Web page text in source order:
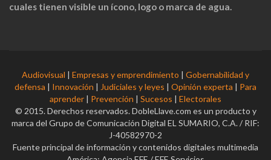
cuales tienen visible un ícono, logo o marca de agua.
Audiovisual | Empresas y emprendimiento | Gobernabilidad y
defensa | Innovación | Judiciales y leyes | Opinión experta | Para
aprender | Prevención | Sucesos | Electorales
© 2015. Derechos reservados. DobleLlave.com es un producto y
marca del Grupo de Comunicación Digital EL SUMARIO, C.A. / RIF:
J-40582970-2
Fuente principal de información y contenidos digitales multimedia